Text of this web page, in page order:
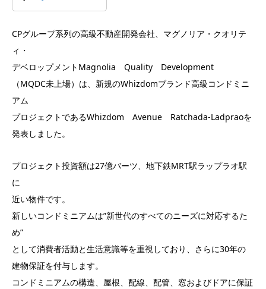
CPグループ系列の高級不動産開発会社、マグノリア・クオリテ
ィ・
デベロップメントMagnolia Quality Development
（MQDC未上場）は、新規のWhizdomブランド高級コンドミニ
アム
プロジェクトであるWhizdom Avenue Ratchada-Ladpraoを
発表しました。
プロジェクト投資額は27億バーツ、地下鉄MRT駅ラップラオ駅
に
近い物件です。
新しいコンドミニアムは”新世代のすべてのニーズに対応するた
め”
として消費者活動と生活意識等を重視しており、さらに30年の
建物保証を付与します。
コンドミニアムの構造、屋根、配線、配管、窓およびドアに保証